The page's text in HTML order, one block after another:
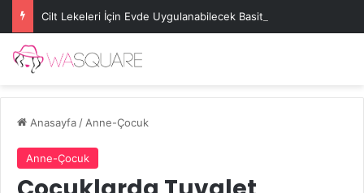
Cilt Lekeleri İçin Evde Uygulanabilecek Basit Maskeler
Anasayfa/Anne-Çocuk
Anne-Çocuk